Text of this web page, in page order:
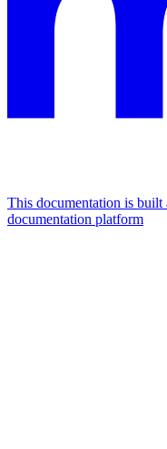
This documentation is
documentation platform